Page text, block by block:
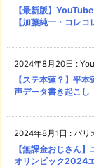
【最新版】
【加藤純一・コレコ
2024年8月20日 :
【ステ本蓮？】平
声データ書き起こし
2024年8月1日 : パリ
【無課金おじさん
オリンピック2024